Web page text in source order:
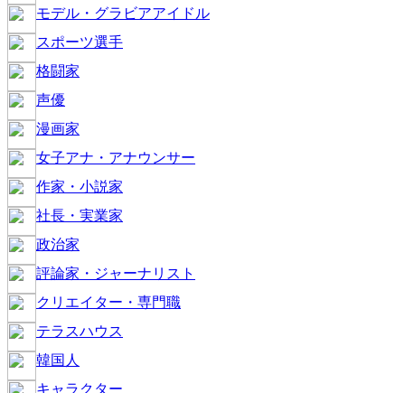
モデル・グラビアアイドル
スポーツ選手
格闘家
声優
漫画家
女子アナ・アナウンサー
作家・小説家
社長・実業家
政治家
評論家・ジャーナリスト
クリエイター・専門職
テラスハウス
韓国人
キャラクター